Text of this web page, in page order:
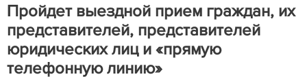
Пройдет выездной прием граждан, их
представителей, представителей
юридических лиц и «прямую
телефонную линию»